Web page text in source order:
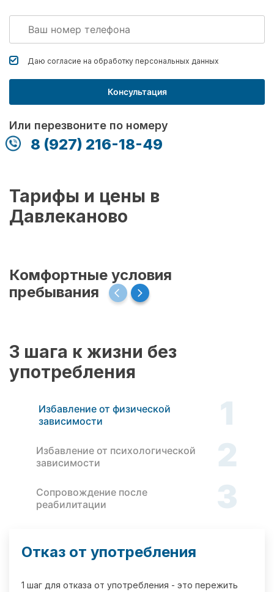
Даю согласие на обработку персональных данных
Консультация
Или перезвоните по номеру
8 (927) 216-18-49
Тарифы и цены в
Давлеканово
Комфортные условия
пребывания
3 шага к жизни без
употребления
Избавление от физической
зависимости
1
Избавление от психологической
зависимости
2
Сопровождение после
реабилитации
3
Отказ от употребления
1 шаг для отказа от употребления - это пережить